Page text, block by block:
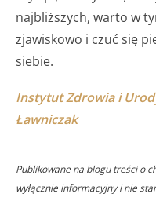
najbliższych, warto w
zjawiskowo i czuć się
siebie.
Instytut Zdrowia i
Ławniczak
Publikowane na blogu treści o
wyłącznie informacyjny i nie